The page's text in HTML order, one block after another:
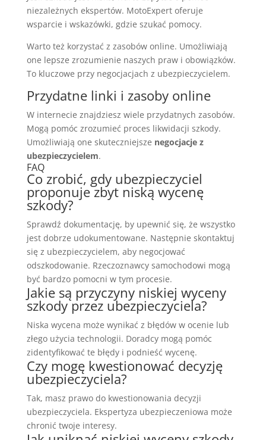
niezależnych ekspertów. MotoExpert oferuje
wsparcie i wskazówki, gdzie szukać pomocy.
Warto też korzystać z zasobów online. Umożliwiają
one lepsze zrozumienie naszych praw i obowiązków.
To kluczowe przy negocjacjach z ubezpieczycielem.
Przydatne linki i zasoby online
W internecie znajdziesz wiele przydatnych zasobów.
Mogą pomóc zrozumieć proces likwidacji szkody.
Umożliwiają one skuteczniejsze negocjacje z
ubezpieczycielem.
FAQ
Co zrobić, gdy ubezpieczyciel
proponuje zbyt niską wycenę
szkody?
Sprawdź dokumentację, by upewnić się, że wszystko
jest dobrze udokumentowane. Następnie skontaktuj
się z ubezpieczycielem, aby negocjować
odszkodowanie. Rzeczoznawcy samochodowi mogą
być bardzo pomocni w tym procesie.
Jakie są przyczyny niskiej wyceny
szkody przez ubezpieczyciela?
Niska wycena może wynikać z błędów w ocenie lub
złego użycia technologii. Doradcy mogą pomóc
zidentyfikować te błędy i podnieść wycenę.
Czy mogę kwestionować decyzję
ubezpieczyciela?
Tak, masz prawo do kwestionowania decyzji
ubezpieczyciela. Ekspertyza ubezpieczeniowa może
chronić twoje interesy.